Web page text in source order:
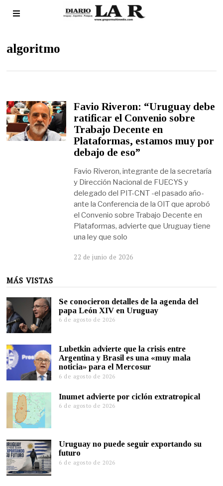
algoritmo
Favio Riveron: “Uruguay debe
ratificar el Convenio sobre
Trabajo Decente en
Plataformas, estamos muy por
debajo de eso”
Favio Riveron, integrante de la secretaría
y Dirección Nacional de FUECYS y
delegado del PIT-CNT -el pasado año-
ante la Conferencia de la OIT que aprobó
el Convenio sobre Trabajo Decente en
Plataformas, advierte que Uruguay tiene
una ley que solo
22 de junio de 2026
MÁS VISTAS
Se conocieron detalles de la agenda del
papa León XIV en Uruguay
6 de agosto de 2026
Lubetkin advierte que la crisis entre
Argentina y Brasil es una «muy mala
noticia» para el Mercosur
6 de agosto de 2026
Inumet advierte por ciclón extratropical
6 de agosto de 2026
Uruguay no puede seguir exportando su
futuro
6 de agosto de 2026